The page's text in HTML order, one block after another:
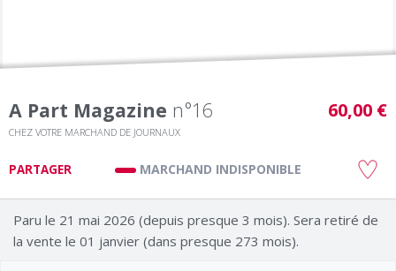
A Part Magazine n°16
CHEZ VOTRE MARCHAND DE JOURNAUX
60,00 €
PARTAGER MARCHAND INDISPONIBLE
Paru le 21 mai 2026 (depuis presque 3 mois). Sera retiré de
la vente le 01 janvier (dans presque 273 mois).